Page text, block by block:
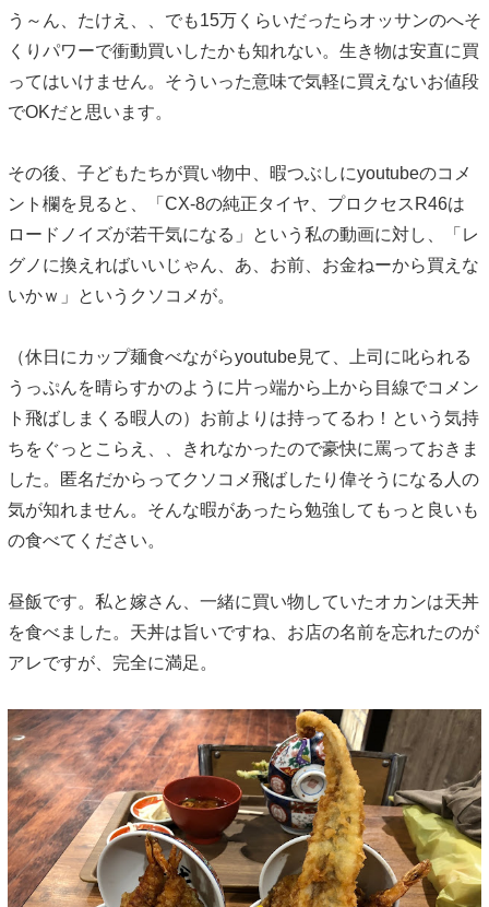
う～ん、たけえ、、でも15万くらいだったらオッサンのへそ
くりパワーで衝動買いしたかも知れない。生き物は安直に買
ってはいけません。そういった意味で気軽に買えないお値段
でOKだと思います。
その後、子どもたちが買い物中、暇つぶしにyoutubeのコメ
ント欄を見ると、「CX-8の純正タイヤ、プロクセスR46は
ロードノイズが若干気になる」という私の動画に対し、「レ
グノに換えればいいじゃん、あ、お前、お金ねーから買えな
いかｗ」というクソコメが。
（休日にカップ麺食べながらyoutube見て、上司に叱られる
うっぷんを晴らすかのように片っ端から上から目線でコメン
ト飛ばしまくる暇人の）お前よりは持ってるわ！という気持
ちをぐっとこらえ、、きれなかったので豪快に罵っておきま
した。匿名だからってクソコメ飛ばしたり偉そうになる人の
気が知れません。そんな暇があったら勉強してもっと良いも
の食べてください。
昼飯です。私と嫁さん、一緒に買い物していたオカンは天丼
を食べました。天丼は旨いですね、お店の名前を忘れたのが
アレですが、完全に満足。